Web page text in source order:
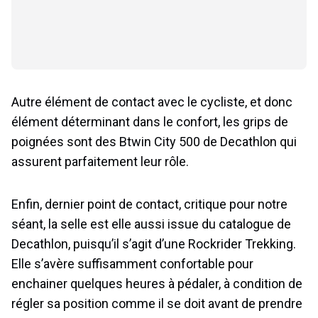
Autre élément de contact avec le cycliste, et donc
élément déterminant dans le confort, les grips de
poignées sont des Btwin City 500 de Decathlon qui
assurent parfaitement leur rôle.
Enfin, dernier point de contact, critique pour notre
séant, la selle est elle aussi issue du catalogue de
Decathlon, puisqu’il s’agit d’une Rockrider Trekking.
Elle s’avère suffisamment confortable pour
enchainer quelques heures à pédaler, à condition de
régler sa position comme il se doit avant de prendre
la route. Et justement, nous avons pris la route, mais